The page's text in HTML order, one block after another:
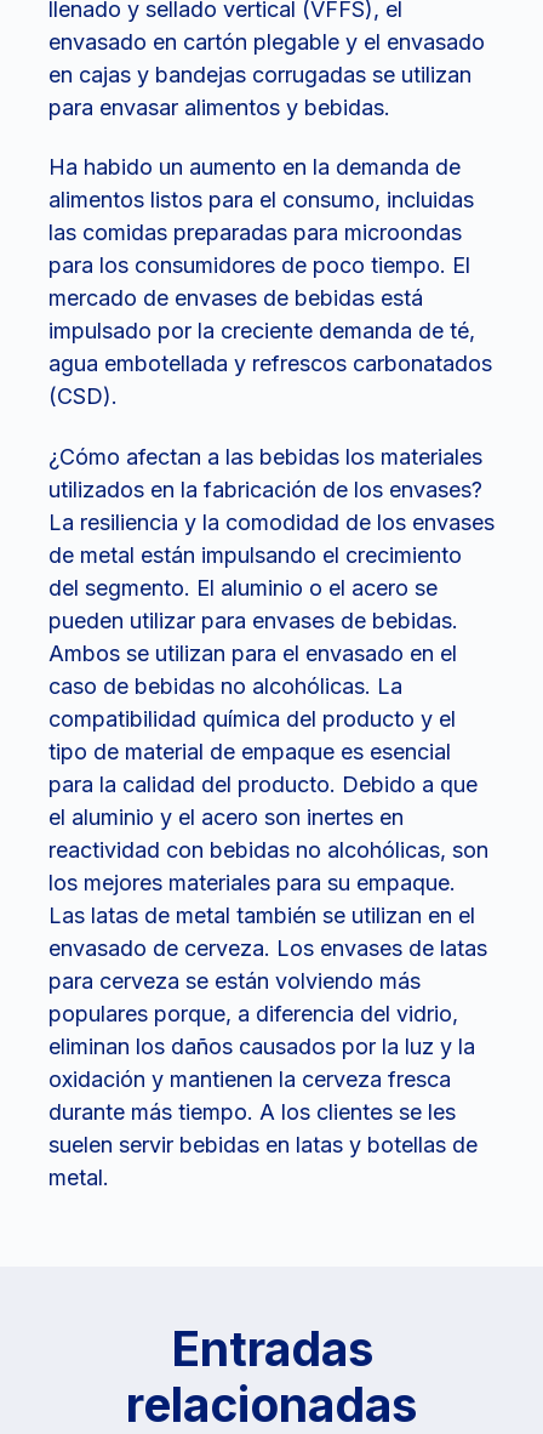
llenado y sellado vertical (VFFS), el
envasado en cartón plegable y el envasado
en cajas y bandejas corrugadas se utilizan
para envasar alimentos y bebidas.
Ha habido un aumento en la demanda de
alimentos listos para el consumo, incluidas
las comidas preparadas para microondas
para los consumidores de poco tiempo. El
mercado de envases de bebidas está
impulsado por la creciente demanda de té,
agua embotellada y refrescos carbonatados
(CSD).
¿Cómo afectan a las bebidas los materiales
utilizados en la fabricación de los envases?
La resiliencia y la comodidad de los envases
de metal están impulsando el crecimiento
del segmento. El aluminio o el acero se
pueden utilizar para envases de bebidas.
Ambos se utilizan para el envasado en el
caso de bebidas no alcohólicas. La
compatibilidad química del producto y el
tipo de material de empaque es esencial
para la calidad del producto. Debido a que
el aluminio y el acero son inertes en
reactividad con bebidas no alcohólicas, son
los mejores materiales para su empaque.
Las latas de metal también se utilizan en el
envasado de cerveza. Los envases de latas
para cerveza se están volviendo más
populares porque, a diferencia del vidrio,
eliminan los daños causados ​​por la luz y la
oxidación y mantienen la cerveza fresca
durante más tiempo. A los clientes se les
suelen servir bebidas en latas y botellas de
metal.
Entradas
relacionadas